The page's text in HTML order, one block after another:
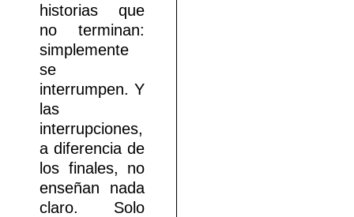
historias que
no terminan:
simplemente
se
interrumpen. Y
las
interrupciones,
a diferencia de
los finales, no
enseñan nada
claro. Solo